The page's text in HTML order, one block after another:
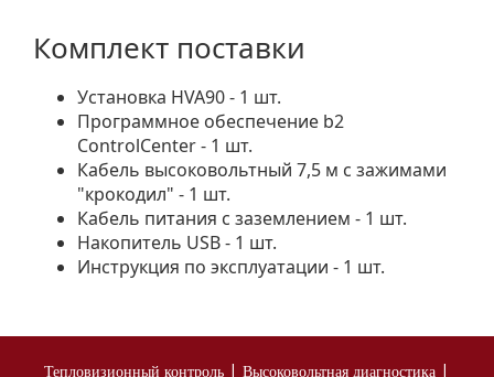
Комплект поставки
Установка HVA90 - 1 шт.
Программное обеспечение b2
ControlCenter - 1 шт.
Кабель высоковольтный 7,5 м с зажимами
"крокодил" - 1 шт.
Кабель питания с заземлением - 1 шт.
Накопитель USB - 1 шт.
Инструкция по эксплуатации - 1 шт.
Тепловизионный контроль | Высоковольтная диагностика |